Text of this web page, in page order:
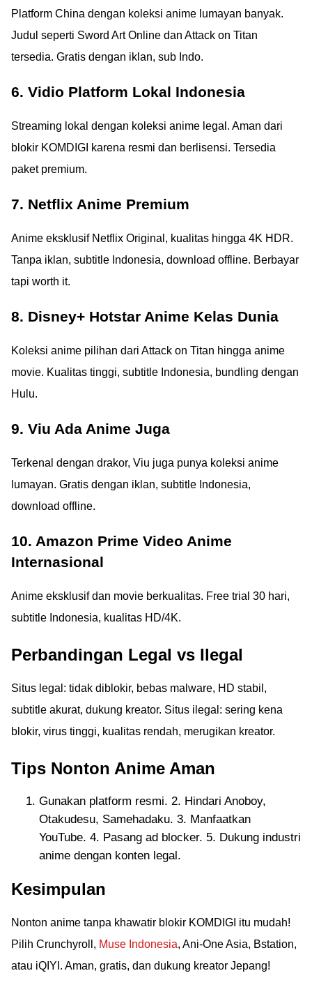
Platform China dengan koleksi anime lumayan banyak.
Judul seperti Sword Art Online dan Attack on Titan
tersedia. Gratis dengan iklan, sub Indo.
6. Vidio Platform Lokal Indonesia
Streaming lokal dengan koleksi anime legal. Aman dari
blokir KOMDIGI karena resmi dan berlisensi. Tersedia
paket premium.
7. Netflix Anime Premium
Anime eksklusif Netflix Original, kualitas hingga 4K HDR.
Tanpa iklan, subtitle Indonesia, download offline. Berbayar
tapi worth it.
8. Disney+ Hotstar Anime Kelas Dunia
Koleksi anime pilihan dari Attack on Titan hingga anime
movie. Kualitas tinggi, subtitle Indonesia, bundling dengan
Hulu.
9. Viu Ada Anime Juga
Terkenal dengan drakor, Viu juga punya koleksi anime
lumayan. Gratis dengan iklan, subtitle Indonesia,
download offline.
10. Amazon Prime Video Anime
Internasional
Anime eksklusif dan movie berkualitas. Free trial 30 hari,
subtitle Indonesia, kualitas HD/4K.
Perbandingan Legal vs Ilegal
Situs legal: tidak diblokir, bebas malware, HD stabil,
subtitle akurat, dukung kreator. Situs ilegal: sering kena
blokir, virus tinggi, kualitas rendah, merugikan kreator.
Tips Nonton Anime Aman
Gunakan platform resmi. 2. Hindari Anoboy,
Otakudesu, Samehadaku. 3. Manfaatkan
YouTube. 4. Pasang ad blocker. 5. Dukung industri
anime dengan konten legal.
Kesimpulan
Nonton anime tanpa khawatir blokir KOMDIGI itu mudah!
Pilih Crunchyroll, Muse Indonesia, Ani-One Asia, Bstation,
atau iQIYI. Aman, gratis, dan dukung kreator Jepang!